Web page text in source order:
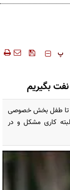
پ
بگیریم
تا طفل بخش خصوصی
کاری مشکل و در